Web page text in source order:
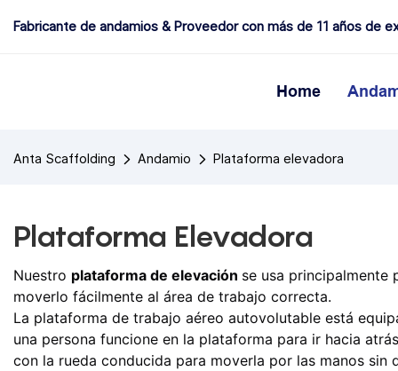
Fabricante de andamios & Proveedor con más de 11 años de
Home
Anta Scaffolding Andamio Plataforma elevadora
Plataforma Elevadora
Nuestro plataforma de elevación se usa principalmente
moverlo fácilmente al área de trabajo correcta.
La plataforma de trabajo aéreo autovolutable está
una persona funcione en la plataforma para ir hacia
con la rueda conducida para moverla por las manos sin